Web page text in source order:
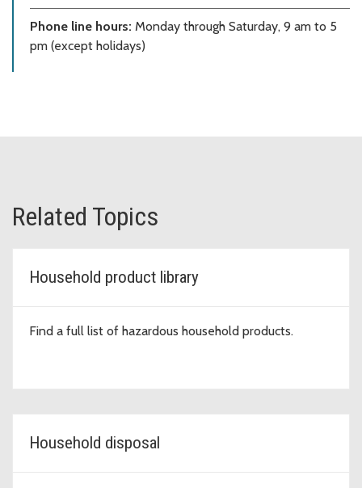
Phone line hours: Monday through Saturday, 9 am to 5
pm (except holidays)
Related Topics
Household product library
Find a full list of hazardous household products.
Household disposal